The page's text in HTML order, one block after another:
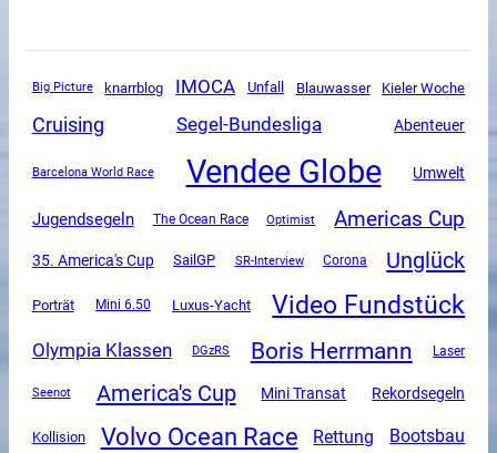
Big Picture knarrblog IMOCA Unfall Blauwasser Kieler Woche
Cruising Segel-Bundesliga Abenteuer
Barcelona World Race Vendee Globe Umwelt
Jugendsegeln The Ocean Race Optimist Americas Cup
35. America's Cup SailGP SR-Interview Corona Unglück
Porträt Mini 6.50 Luxus-Yacht Video Fundstück
Olympia Klassen DGzRS Boris Herrmann Laser
Seenot America's Cup Mini Transat Rekordsegeln
Kollision Volvo Ocean Race Rettung Bootsbau